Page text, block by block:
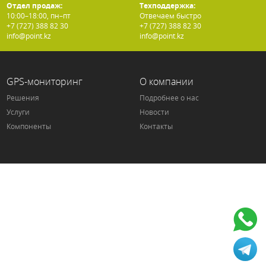
Отдел продаж:
10:00–18:00, пн–пт
+7 (727) 388 82 30
info@point.kz
Техподдержка:
Отвечаем быстро
+7 (727) 388 82 30
info@point.kz
GPS-мониторинг
Решения
Услуги
Компоненты
О компании
Подробнее о нас
Новости
Контакты